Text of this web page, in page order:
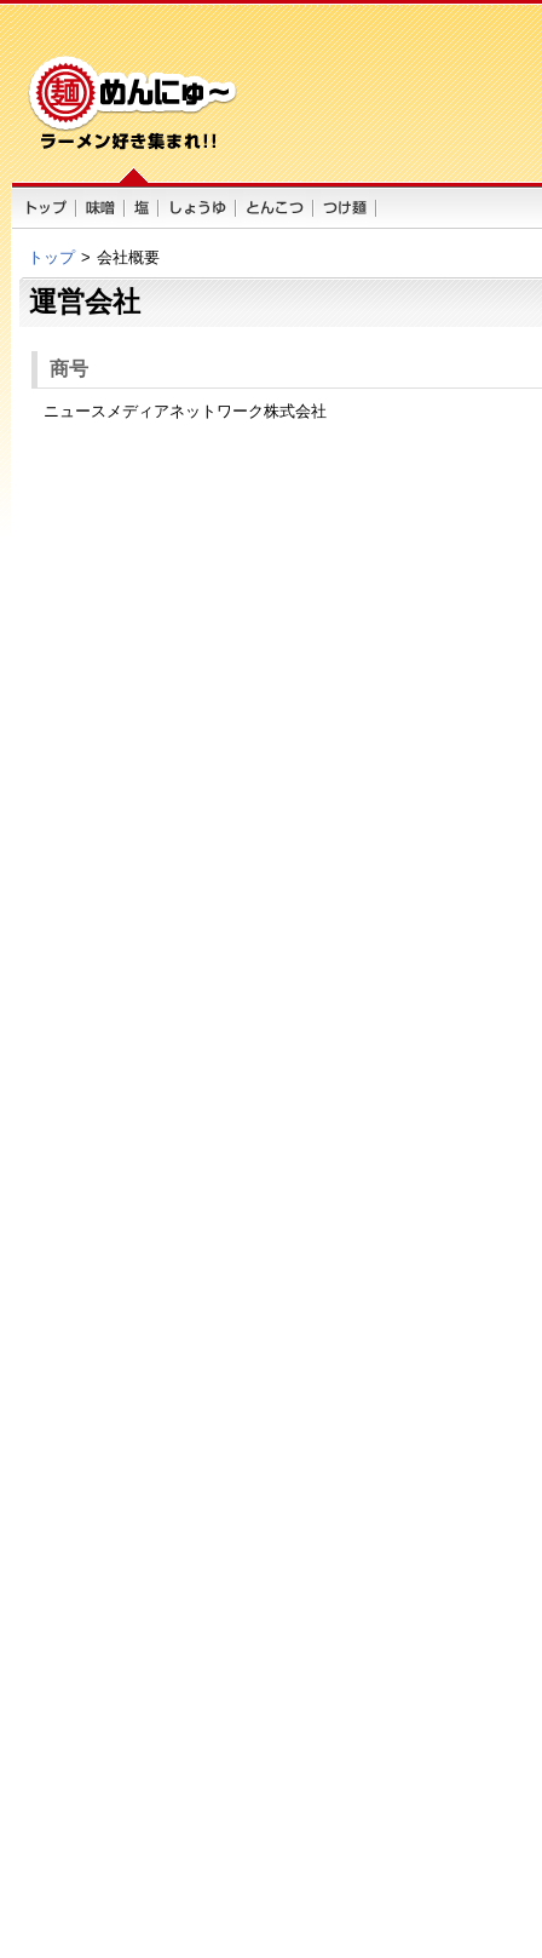
トップ > 会社概要
運営会社
商号
ニュースメディアネットワーク株式会社